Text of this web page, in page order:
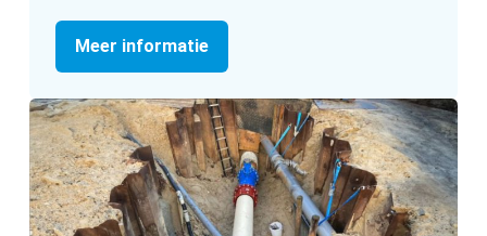
Meer informatie